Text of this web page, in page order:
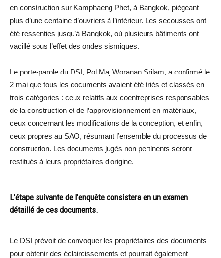
en construction sur Kamphaeng Phet, à Bangkok, piégeant
plus d’une centaine d’ouvriers à l’intérieur. Les secousses ont
été ressenties jusqu’à Bangkok, où plusieurs bâtiments ont
vacillé sous l’effet des ondes sismiques.
Le porte-parole du DSI, Pol Maj Woranan Srilam, a confirmé le
2 mai que tous les documents avaient été triés et classés en
trois catégories : ceux relatifs aux coentreprises responsables
de la construction et de l’approvisionnement en matériaux,
ceux concernant les modifications de la conception, et enfin,
ceux propres au SAO, résumant l’ensemble du processus de
construction. Les documents jugés non pertinents seront
restitués à leurs propriétaires d’origine.
L’étape suivante de l’enquête consistera en un examen
détaillé de ces documents.
Le DSI prévoit de convoquer les propriétaires des documents
pour obtenir des éclaircissements et pourrait également